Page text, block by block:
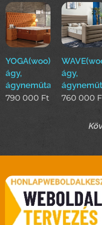
YOGA(woo)boxspring
ágy,
ágyneműtartós
790 000 Ft
ágy,
760 000